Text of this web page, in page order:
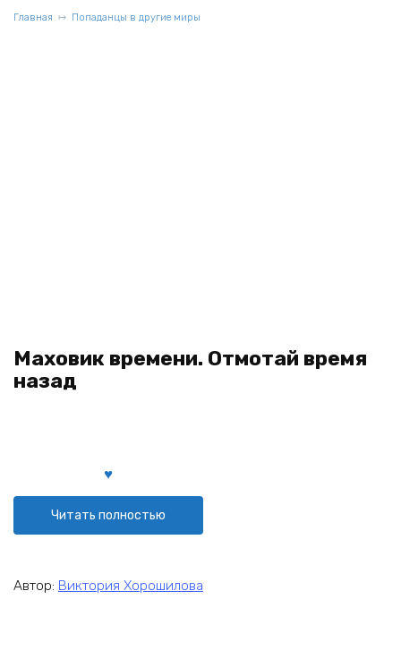
Главная Попаданцы в другие миры
Маховик времени. Отмотай время
назад
Читать полностью
Автор: Виктория Хорошилова